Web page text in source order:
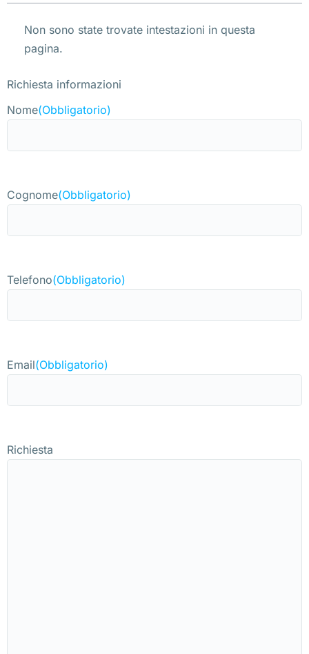
Non sono state trovate intestazioni in questa
pagina.
Richiesta informazioni
Nome(Obbligatorio)
Cognome(Obbligatorio)
Telefono(Obbligatorio)
Email(Obbligatorio)
Richiesta